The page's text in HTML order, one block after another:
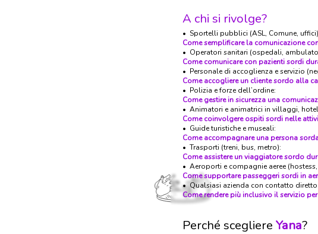
A chi si rivolge?
• Sportelli pubblici (ASL, Comune,
Come semplificare la comunicazione
• Operatori sanitari (ospedali,
Come comunicare con pazienti sordi
• Personale di accoglienza e servizio
Come accogliere un cliente sordo alla
• Polizia e forze dell’ordine:
Come gestire in sicurezza una
• Animatori e animatrici in villaggi,
Come coinvolgere ospiti sordi nelle
• Guide turistiche e museali:
Come accompagnare una persona
• Trasporti (treni, bus, metro):
Come assistere un viaggiatore sordo
• Aeroporti e compagnie aeree
Come supportare passeggeri sordi in
• Qualsiasi azienda con contatto
Come rendere più inclusivo il servizio
Perché scegliere Yana?